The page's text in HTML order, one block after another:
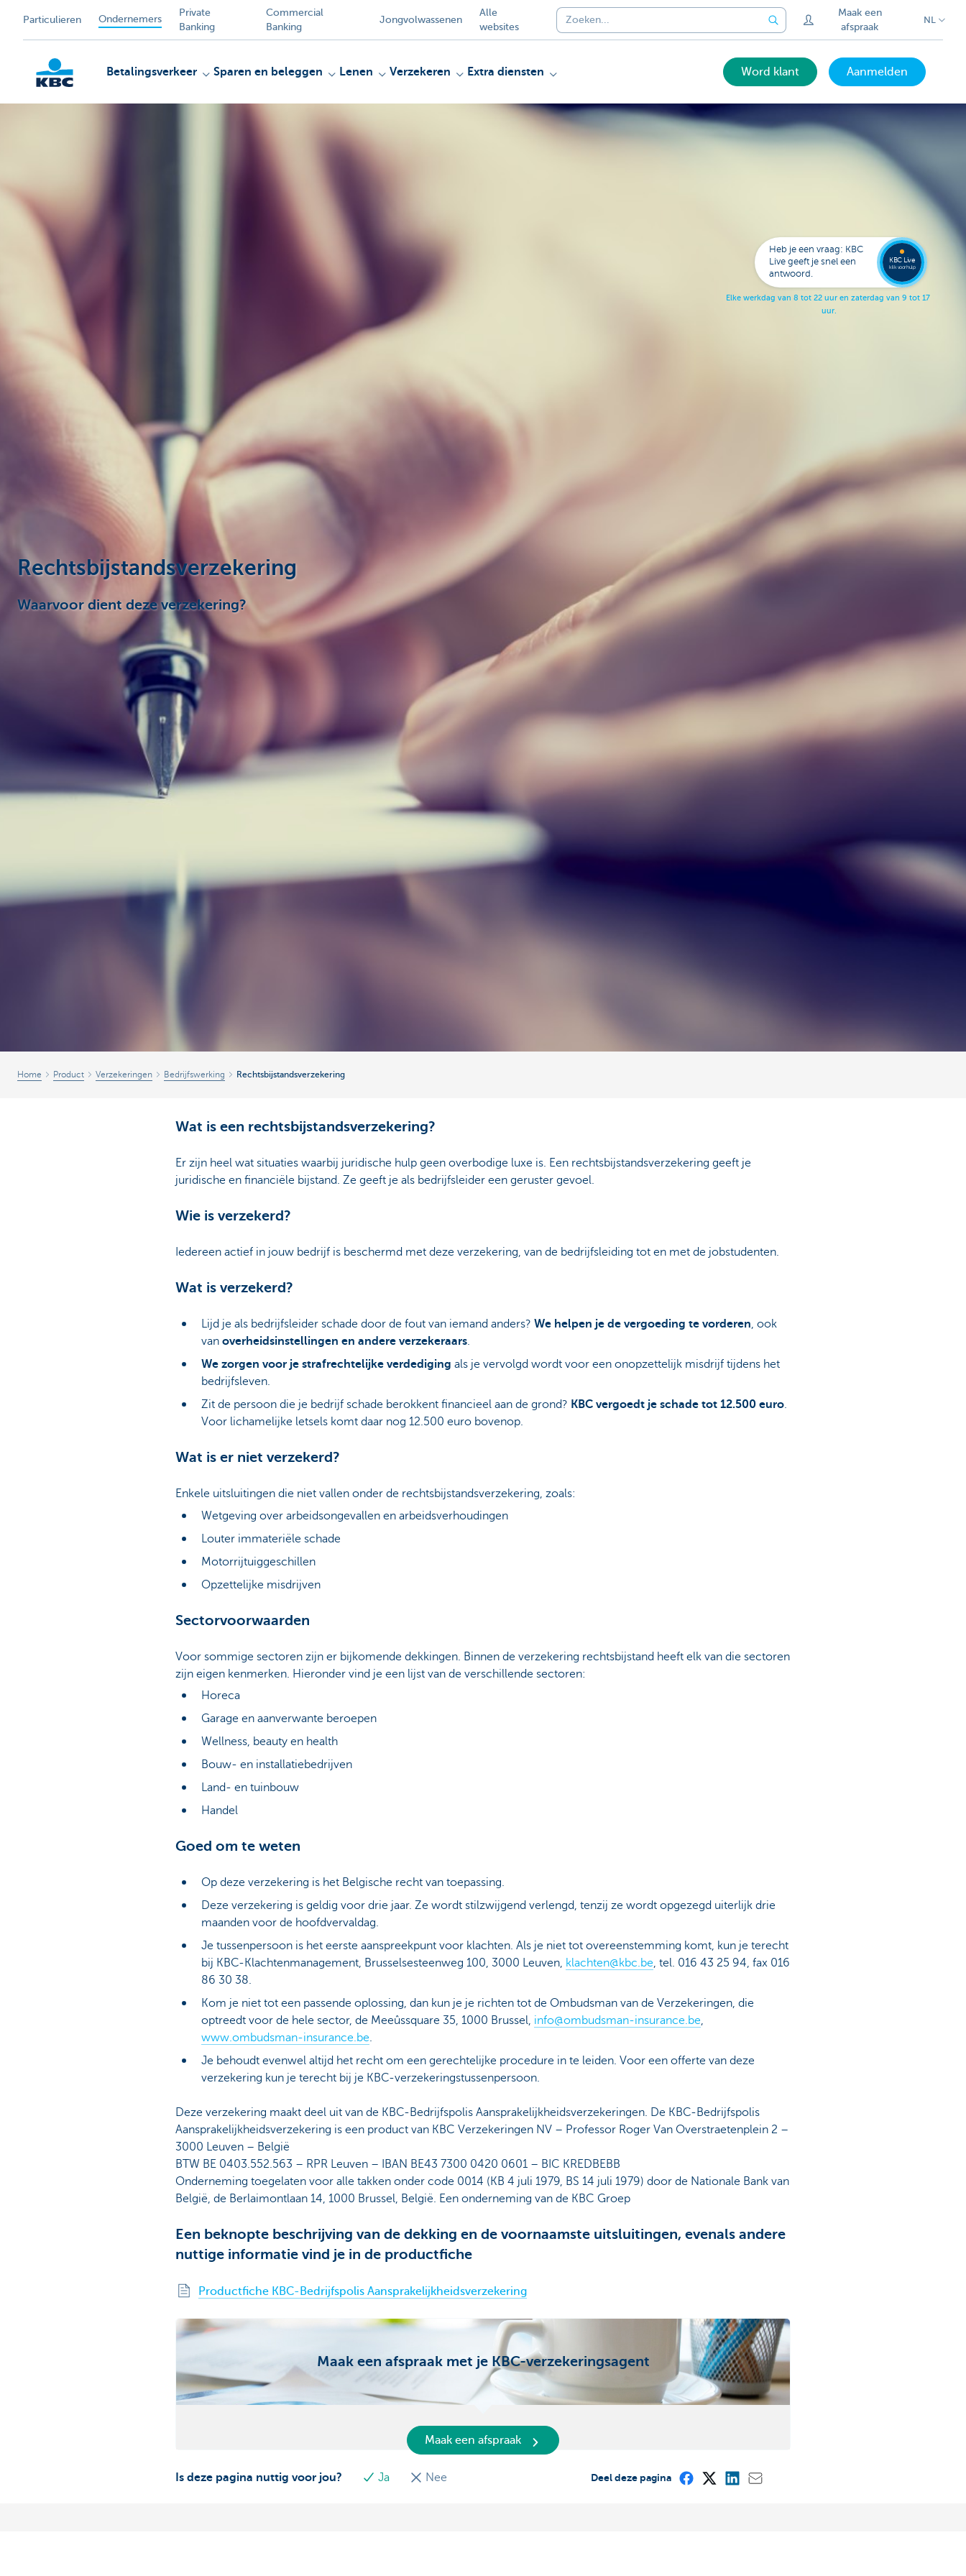
Particulieren Ondernemers
Private
Banking
Commercial
Banking
Jongvolwassenen
Alle
websites
Maak een
afspraak
NL
Ondernemers
Betalingsverkeer Sparen en beleggen Lenen Verzekeren Extra diensten Word klant Aanmelden
Rechtsbijstandsverzekering
Waarvoor dient deze verzekering?
Home Product Verzekeringen Bedrijfswerking Rechtsbijstandsverzekering
Wat is een rechtsbijstandsverzekering?
Er zijn heel wat situaties waarbij juridische hulp geen overbodige luxe is. Een rechtsbijstandsverzekering geeft je
juridische en financiële bijstand. Ze geeft je als bedrijfsleider een geruster gevoel.
Wie is verzekerd?
Iedereen actief in jouw bedrijf is beschermd met deze verzekering, van de bedrijfsleiding tot en met de jobstudenten.
Wat is verzekerd?
Lijd je als bedrijfsleider schade door de fout van iemand anders? We helpen je de vergoeding te vorderen, ook
van overheidsinstellingen en andere verzekeraars.
We zorgen voor je strafrechtelijke verdediging als je vervolgd wordt voor een onopzettelijk misdrijf tijdens het
bedrijfsleven.
Zit de persoon die je bedrijf schade berokkent financieel aan de grond? KBC vergoedt je schade tot 12.500 euro.
Voor lichamelijke letsels komt daar nog 12.500 euro bovenop.
Wat is er niet verzekerd?
Enkele uitsluitingen die niet vallen onder de rechtsbijstandsverzekering, zoals:
Wetgeving over arbeidsongevallen en arbeidsverhoudingen
Louter immateriële schade
Motorrijtuiggeschillen
Opzettelijke misdrijven
Sectorvoorwaarden
Voor sommige sectoren zijn er bijkomende dekkingen. Binnen de verzekering rechtsbijstand heeft elk van die sectoren
zijn eigen kenmerken. Hieronder vind je een lijst van de verschillende sectoren:
Horeca
Garage en aanverwante beroepen
Wellness, beauty en health
Bouw- en installatiebedrijven
Land- en tuinbouw
Handel
Goed om te weten
Op deze verzekering is het Belgische recht van toepassing.
Deze verzekering is geldig voor drie jaar. Ze wordt stilzwijgend verlengd, tenzij ze wordt opgezegd uiterlijk drie
maanden voor de hoofdvervaldag.
Je tussenpersoon is het eerste aanspreekpunt voor klachten. Als je niet tot overeenstemming komt, kun je terecht
bij KBC-Klachtenmanagement, Brusselsesteenweg 100, 3000 Leuven, klachten@kbc.be, tel. 016 43 25 94, fax 016
86 30 38.
Kom je niet tot een passende oplossing, dan kun je je richten tot de Ombudsman van de Verzekeringen, die
optreedt voor de hele sector, de Meeûssquare 35, 1000 Brussel, info@ombudsman-insurance.be,
www.ombudsman-insurance.be.
Je behoudt evenwel altijd het recht om een gerechtelijke procedure in te leiden. Voor een offerte van deze
verzekering kun je terecht bij je KBC-verzekeringstussenpersoon.
Deze verzekering maakt deel uit van de KBC-Bedrijfspolis Aansprakelijkheidsverzekeringen. De KBC-Bedrijfspolis
Aansprakelijkheidsverzekering is een product van KBC Verzekeringen NV – Professor Roger Van Overstraetenplein 2 –
3000 Leuven – België
BTW BE 0403.552.563 – RPR Leuven – IBAN BE43 7300 0420 0601 – BIC KREDBEBB
Onderneming toegelaten voor alle takken onder code 0014 (KB 4 juli 1979, BS 14 juli 1979) door de Nationale Bank van
België, de Berlaimontlaan 14, 1000 Brussel, België. Een onderneming van de KBC Groep
Een beknopte beschrijving van de dekking en de voornaamste uitsluitingen, evenals andere
nuttige informatie vind je in de productfiche
Productfiche KBC-Bedrijfspolis Aansprakelijkheidsverzekering
Maak een afspraak met je KBC-verzekeringsagent
Maak een afspraak
Is deze pagina nuttig voor jou? Ja Nee Deel deze pagina
Heb je een vraag: KBC
Live geeft je snel een
antwoord.
Elke werkdag van 8 tot 22 uur en zaterdag van 9 tot 17
uur.
KBC Live
klik voor hulp
Laat je